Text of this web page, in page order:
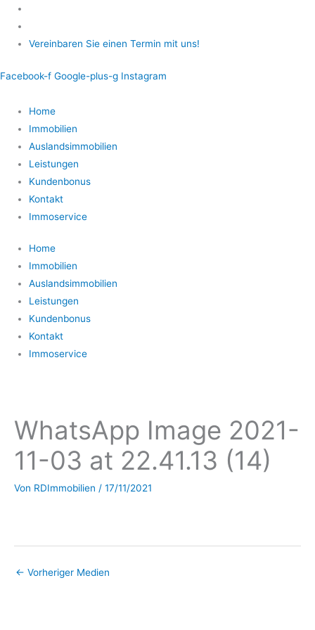
Zum
Inhalt
springenVereinbaren Sie einen Termin mit uns!
Facebook-f Google-plus-g Instagram
Home
Immobilien
Auslandsimmobilien
Leistungen
Kundenbonus
Kontakt
Immoservice
Home
Immobilien
Auslandsimmobilien
Leistungen
Kundenbonus
Kontakt
Immoservice
WhatsApp Image 2021-
11-03 at 22.41.13 (14)
Von RDImmobilien / 17/11/2021
← Vorheriger Medien